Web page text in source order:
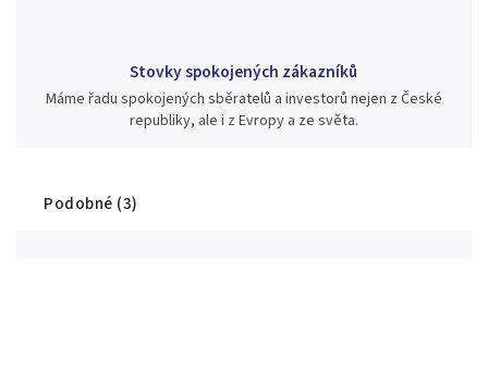
Stovky spokojených zákazníků
Máme řadu spokojených sběratelů a investorů nejen z České
republiky, ale i z Evropy a ze světa.
Podobné (3)